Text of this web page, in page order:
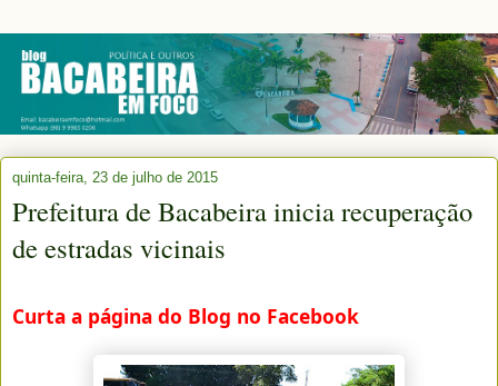
quinta-feira, 23 de julho de 2015
Prefeitura de Bacabeira inicia recuperação
de estradas vicinais
Curta a página do Blog no Facebook